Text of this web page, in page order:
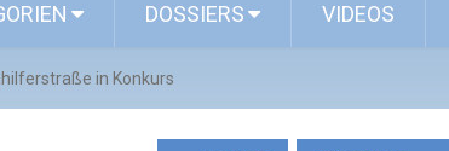
DOSSIERS VIDEOS
in Konkurs